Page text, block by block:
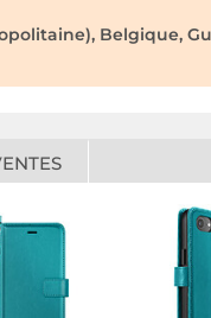
Belgique,